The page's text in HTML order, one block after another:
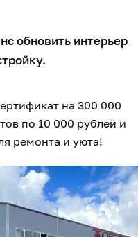
обновить интерьер
на 300 000
по 10 000 рублей и
ремонта и уюта!